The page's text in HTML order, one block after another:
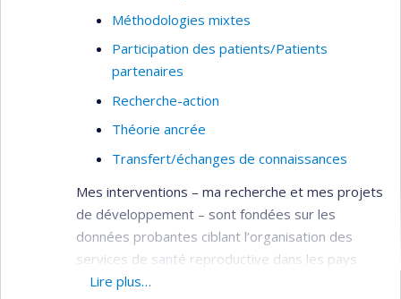
Méthodologies mixtes
Participation des patients/Patients
partenaires
Recherche-action
Théorie ancrée
Transfert/échanges de connaissances
Mes interventions – ma recherche et mes projets
de développement – sont fondées sur les
données probantes ciblant l’organisation des
services de santé reproductive dans les pays
francophones en développement,
Lire plus…